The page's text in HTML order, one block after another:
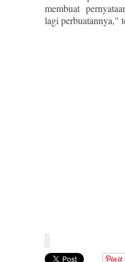
membuat
lagi perbuatannya,"